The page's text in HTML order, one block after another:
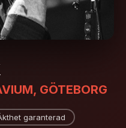
GÖTEBORG
garanterad